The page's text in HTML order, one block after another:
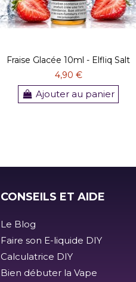
Fraise Glacée 10ml - Elfliq Salt
4,90 €
Ajouter au panier
CONSEILS ET AIDE
Le Blog
Faire son E-liquide DIY
Calculatrice DIY
Bien débuter la Vape